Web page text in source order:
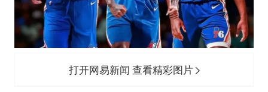
打开网易新闻 查看精彩图片